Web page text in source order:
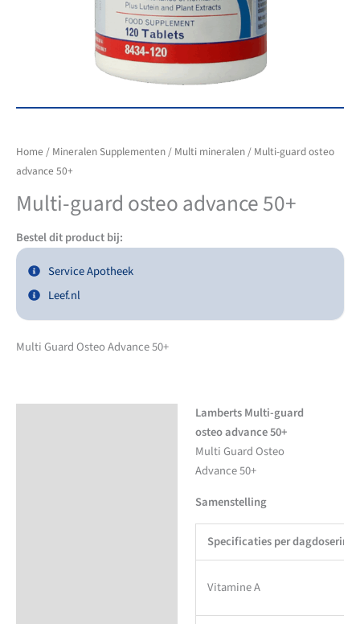
Home / Mineralen Supplementen / Multi mineralen / Multi-guard osteo
advance 50+
Multi-guard osteo advance 50+
Bestel dit product bij:
Service Apotheek
Leef.nl
Multi Guard Osteo Advance 50+
Lamberts Multi-guard
osteo advance 50+
Multi Guard Osteo
Advance 50+
Samenstelling
Specificaties per
Vitamine A